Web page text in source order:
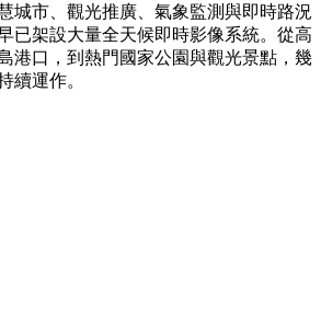
城市、觀光推廣、氣象監測與即時路況
已架設大量全天候即時影像系統。從高
港口，到熱門國家公園與觀光景點，幾
續運作。